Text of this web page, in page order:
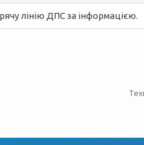
лінію ДПС за інформацією.